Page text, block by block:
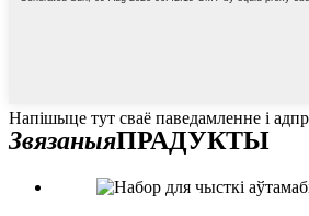
Напішыце тут сваё паведамленне і
ЗвязаныяПРАДУКТЫ